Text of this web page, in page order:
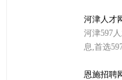
河津人才
河津597
息,首选
恩施招聘